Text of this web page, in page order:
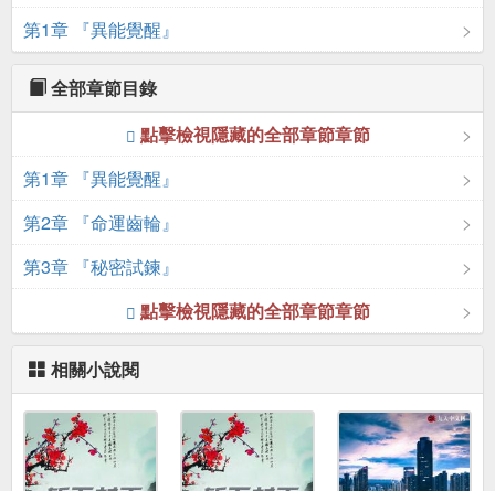
第1章 『異能覺醒』
全部章節目錄
點擊檢視隱藏的全部章節章節
第1章 『異能覺醒』
第2章 『命運齒輪』
第3章 『秘密試鍊』
點擊檢視隱藏的全部章節章節
相關小說閱